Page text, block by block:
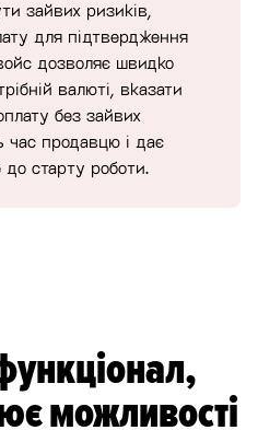
зайвих ризиків,
для підтвердження
дозволяє швидко
валюті, вказати
без зайвих
час продавцю і дає
до старту роботи.
можливості